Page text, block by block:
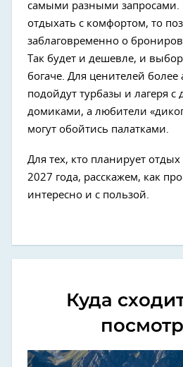
самыми разными запросами.
отдыхать с комфортом, то
заблаговременно о
Так будет и дешевле, и
богаче. Для ценителей более
подойдут турбазы и лагеря
домиками, а любители
могут обойтись палатками.
Для тех, кто планирует
2027 года, расскажем, как
интересно и с пользой.
Куда